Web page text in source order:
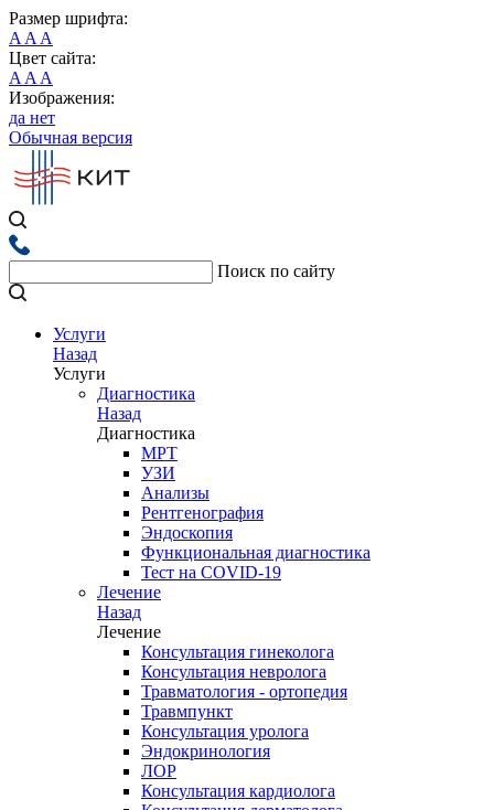
Размер шрифта:
A A A
Цвет сайта:
A A A
Изображения:
да нет
Обычная версия
Поиск по сайту
Услуги
Назад
Услуги
Диагностика
Назад
Диагностика
МРТ
УЗИ
Анализы
Рентгенография
Эндоскопия
Функциональная диагностика
Тест на COVID-19
Лечение
Назад
Лечение
Консультация гинеколога
Консультация невролога
Травматология - ортопедия
Травмпункт
Консультация уролога
Эндокринология
ЛОР
Консультация кардиолога